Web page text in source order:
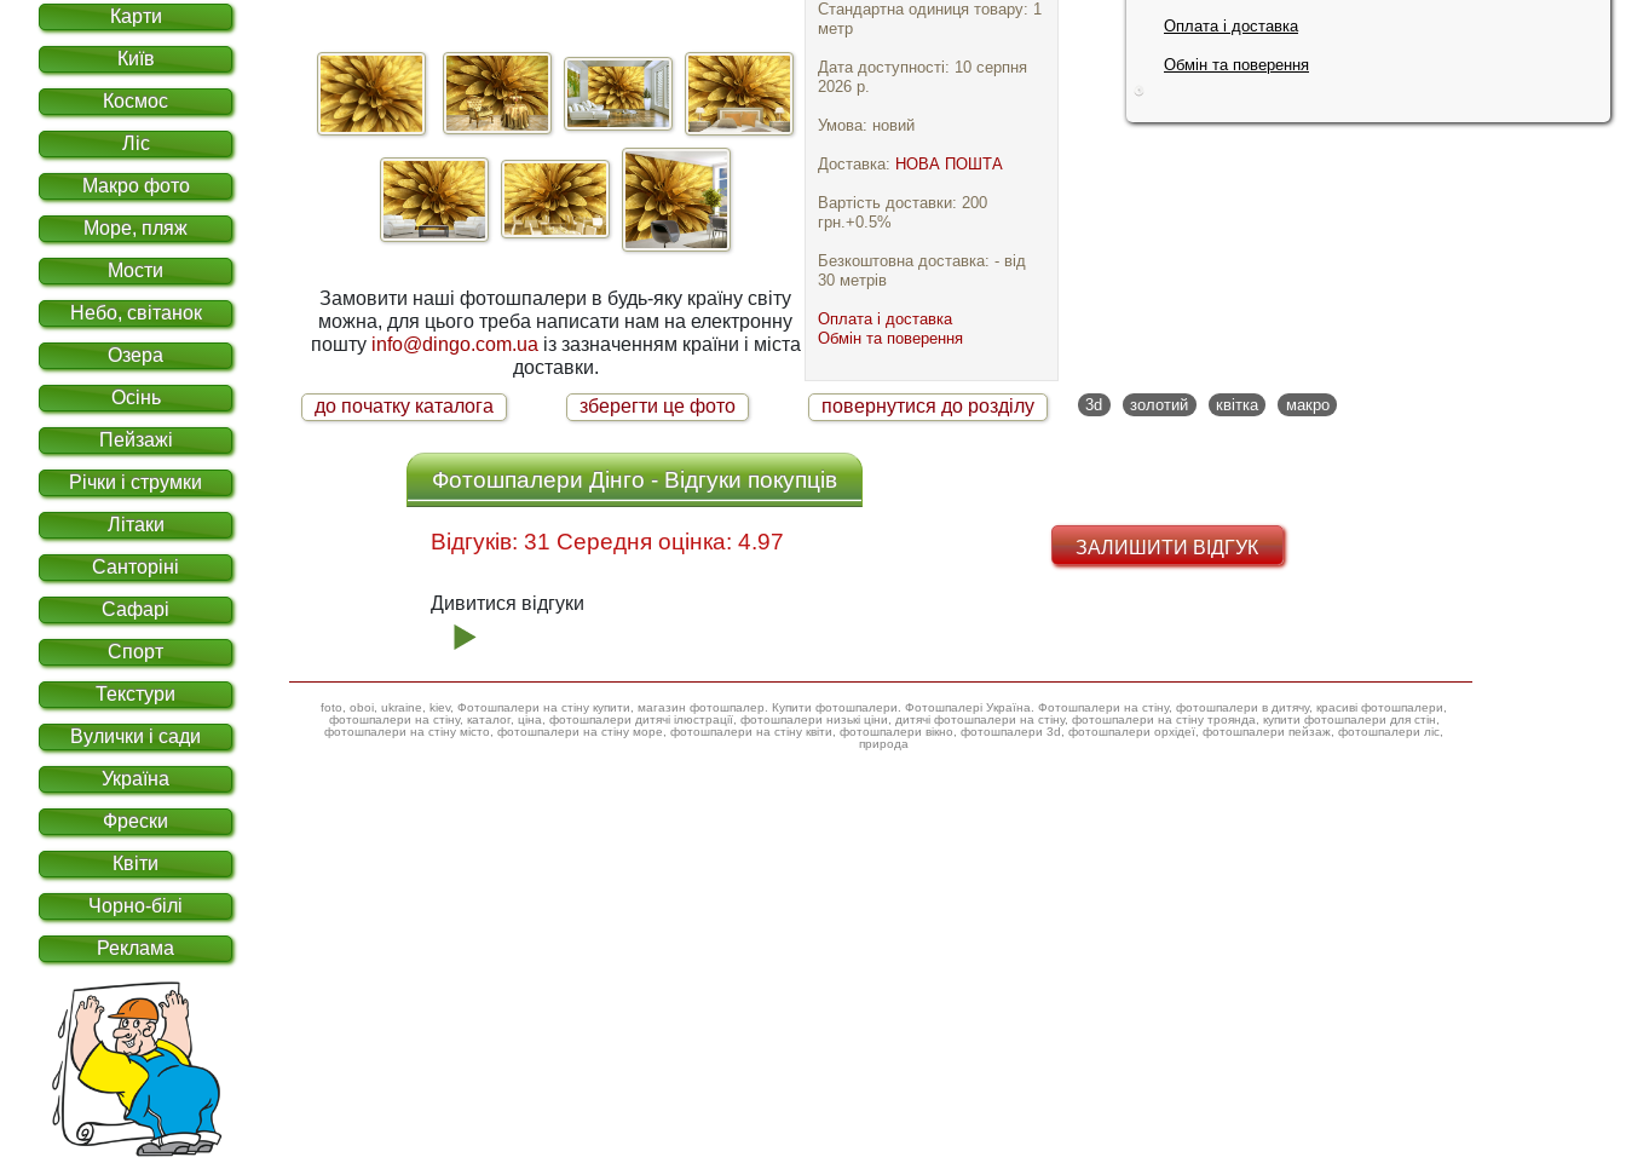
Карти
Київ
Космос
Ліс
Макро фото
Море, пляж
Мости
Небо, світанок
Озера
Осінь
Пейзажі
Річки і струмки
Літаки
Санторіні
Сафарі
Спорт
Текстури
Вулички і сади
Україна
Фрески
Квіти
Чорно-білі
Реклама
Замовити наші фотошпалери в будь-яку країну світу
можна, для цього треба написати нам на електронну
пошту info@dingo.com.ua із зазначенням країни і міста
доставки.
Стандартна одиниця товару: 1
метр
Дата доступності: 10 серпня
2026 р.
Умова: новий
Доставка: НОВА ПОШТА
Вартість доставки: 200
грн.+0.5%
Безкоштовна доставка: - від
30 метрів
Оплата і доставка
Обмін та поверення
Оплата і доставка
Обмін та поверення
до початку каталога зберегти це фото повернутися до розділу 3d золотий квітка макро
Фотошпалери Дінго - Відгуки покупців
ЗАЛИШИТИ ВІДГУК
Відгуків: 31 Середня оцінка: 4.97
Дивитися відгуки
foto, oboi, ukraine, kiev, Фотошпалери на стіну купити, магазин фотошпалер. Купити фотошпалери. Фотошпалері Україна. Фотошпалери на стіну, фотошпалери в дитячу, красиві фотошпалери,
фотошпалери на стіну, каталог, ціна, фотошпалери дитячі ілюстрації, фотошпалери низькі ціни, дитячі фотошпалери на стіну, фотошпалери на стіну троянда, купити фотошпалери для стін,
фотошпалери на стіну місто, фотошпалери на стіну море, фотошпалери на стіну квіти, фотошпалери вікно, фотошпалери 3d, фотошпалери орхідеї, фотошпалери пейзаж, фотошпалери ліс,
природа